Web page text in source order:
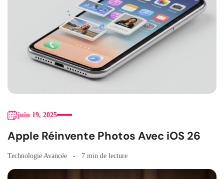
juin 19, 2025
Apple Réinvente Photos Avec iOS 26
Technologie Avancée 7 min de lecture